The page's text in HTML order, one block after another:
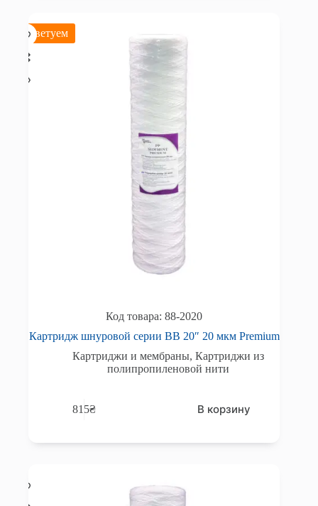
Советуем
88-2020
Картридж шнуровой серии BB 20″ 20 мкм Premium
Картриджи и мембраны,Картриджи из
полипропиленовой нити
815₴ В корзину